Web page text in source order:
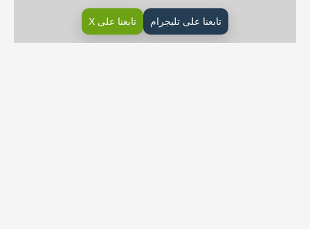
تابعنا على تليجرام تابعنا على X